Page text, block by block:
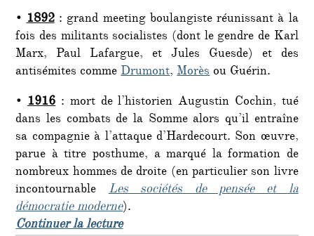
•1892 : grand meeting boulangiste réunissant à la
fois des militants socialistes (dont le gendre de Karl
Marx, Paul Lafargue, et Jules Guesde) et des
antisémites commeDrumont,Morèsou Guérin.
•1916 : mort de l’historien Augustin Cochin, tué
dans les combats de la Somme alors qu’il entraîne
sa compagnie à l’attaque d’Hardecourt. Son œuvre,
parue à titre posthume, a marqué la formation de
nombreux hommes de droite (en particulier son livre
incontournableLes sociétés de pensée et la
démocratie moderne).
Continuer la lecturede « C’était un 8 juillet… »